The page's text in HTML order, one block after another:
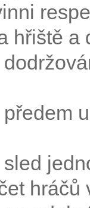
hřiště a
hráčů